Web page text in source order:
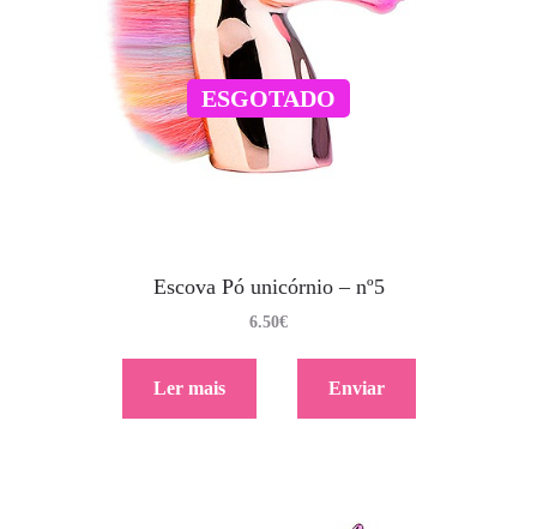
ESGOTADO
Escova Pó unicórnio – nº5
6.50€
Ler mais Enviar